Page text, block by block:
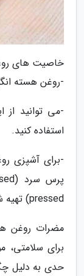
خاصیت های
-روغن هسته
-می توانید
استفاده کنید.
-برای آشپزی
pressed) تهیه شده است.
مضرات روغن
برای
حدی به دلیل